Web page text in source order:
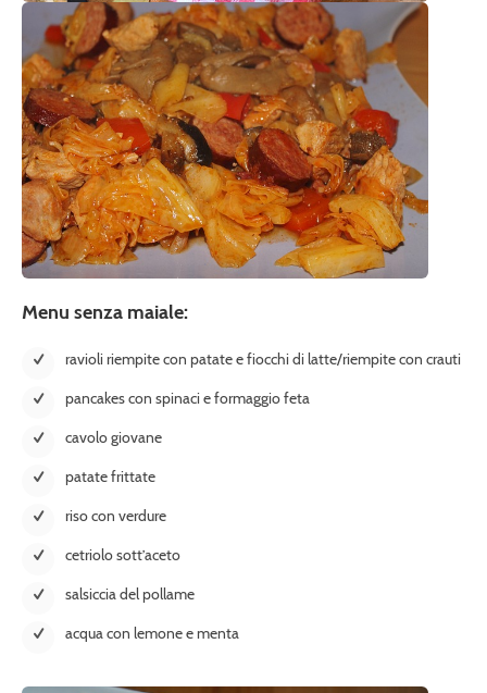
Menu senza maiale:
ravioli riempite con patate e fiocchi di latte/riempite con crauti
pancakes con spinaci e formaggio feta
cavolo giovane
patate frittate
riso con verdure
cetriolo sott’aceto
salsiccia del pollame
acqua con lemone e menta